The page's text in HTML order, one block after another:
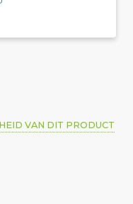
VAN DIT PRODUCT